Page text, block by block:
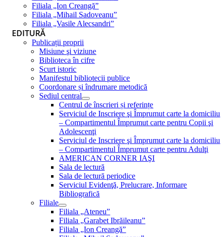
Filiala „Ion Creangă”
Filiala „Mihail Sadoveanu”
Filiala „Vasile Alecsandri”
EDITURĂ
Publicații proprii
Misiune şi viziune
Biblioteca în cifre
Scurt istoric
Manifestul bibliotecii publice
Coordonare și îndrumare metodică
Sediul central
Centrul de înscrieri și referințe
Serviciul de Inscriere şi Împrumut carte la domiciliu
– Compartimentul Împrumut carte pentru Copii şi
Adolescenţi
Serviciul de Inscriere şi Împrumut carte la domiciliu
– Compartimentul Împrumut carte pentru Adulţi
AMERICAN CORNER IAŞI
Sala de lectură
Sala de lectură periodice
Serviciul Evidenţă, Prelucrare, Informare
Bibliografică
Filiale
Filiala „Ateneu”
Filiala „Garabet Ibrăileanu”
Filiala „Ion Creangă”